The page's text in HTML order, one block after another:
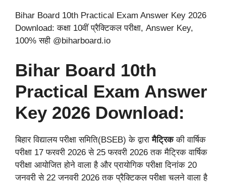
Bihar Board 10th Practical Exam Answer Key 2026
Download: कक्षा 10वीं प्रैक्टिकल परीक्षा, Answer Key,
100% सही @biharboard.io
Bihar Board 10th
Practical Exam Answer
Key 2026 Download:
बिहार विद्यालय परीक्षा समिति(BSEB) के द्वारामैट्रिककी वार्षिक
परीक्षा 17 फरवरी 2026 से 25 फरवरी 2026 तक मैट्रिक वार्षिक
परीक्षा आयोजित होने वाला है और प्रायोगिक परीक्षा दिनांक 20
जनवरी से 22 जनवरी 2026 तक प्रैक्टिकल परीक्षा चलने वाला है